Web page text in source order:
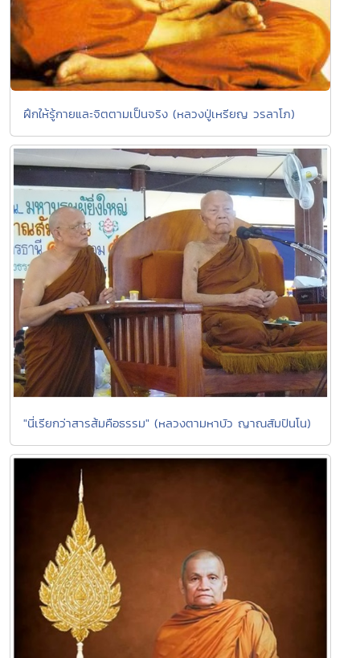
ฝึกให้รู้กายและจิตตามเป็นจริง (หลวงปู่เหรียญ วรลาโภ)
"นี่เรียกว่าสารส้มคือธรรม" (หลวงตามหาบัว ญาณสัมปันโน)